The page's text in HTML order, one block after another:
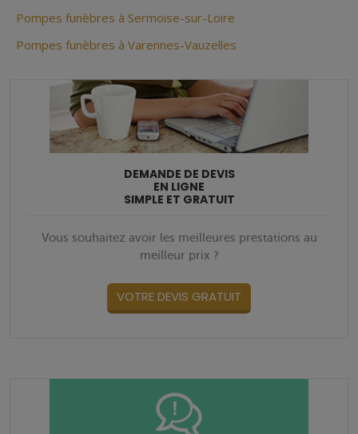
Pompes funèbres à Sermoise-sur-Loire
Pompes funèbres à Varennes-Vauzelles
DEMANDE DE DEVIS
EN LIGNE
SIMPLE ET GRATUIT
Vous souhaitez avoir les meilleures prestations au
meilleur prix ?
VOTRE DEVIS GRATUIT